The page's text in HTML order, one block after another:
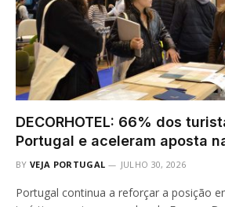
DECORHOTEL: 66% dos
Portugal e aceleram aposta
BY VEJA PORTUGAL JULHO 30, 2026
Portugal continua a reforçar a posição